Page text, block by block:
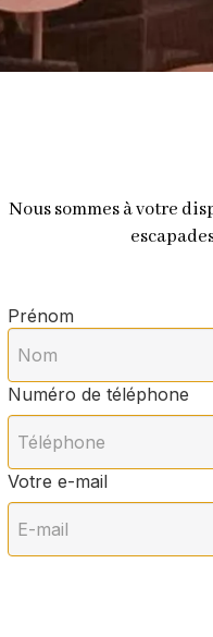
Nous sommes à votre
Prénom
Numéro de téléphone
Votre e-mail